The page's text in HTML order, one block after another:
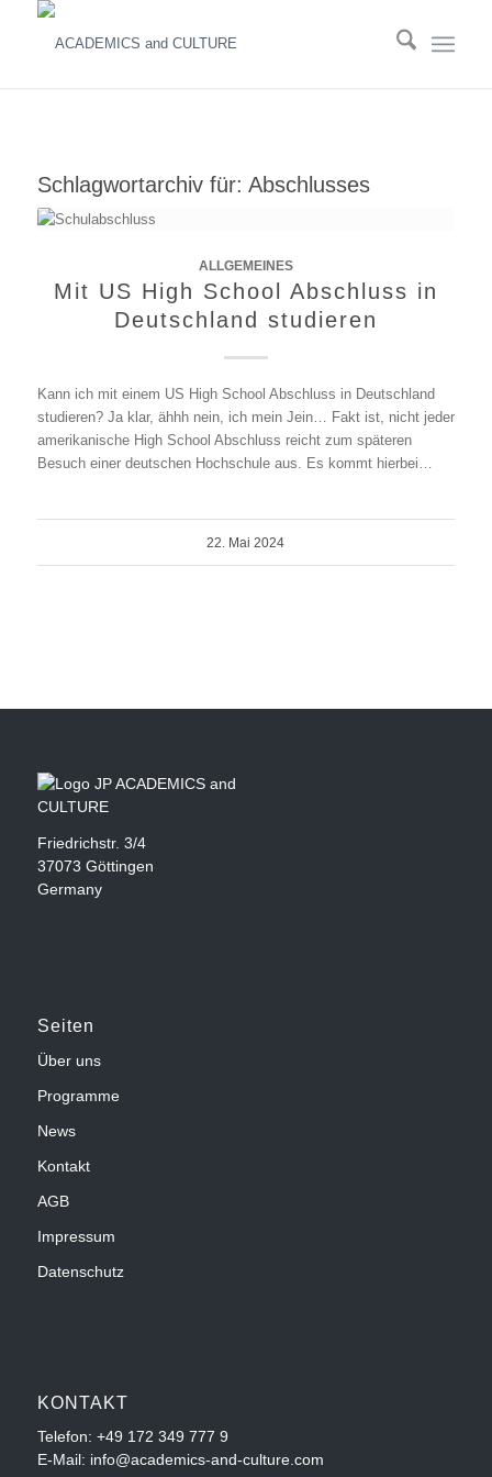
Schlagwortarchiv für: Abschlusses
ALLGEMEINES
Mit US High School Abschluss in
Deutschland studieren
Kann ich mit einem US High School Abschluss in Deutschland
studieren? Ja klar, ähhh nein, ich mein Jein… Fakt ist, nicht jeder
amerikanische High School Abschluss reicht zum späteren
Besuch einer deutschen Hochschule aus. Es kommt hierbei…
22. Mai 2024
Friedrichstr. 3/4
37073 Göttingen
Germany
Seiten
Über uns
Programme
News
Kontakt
AGB
Impressum
Datenschutz
KONTAKT
Telefon: +49 172 349 777 9
E-Mail: info@academics-and-culture.com